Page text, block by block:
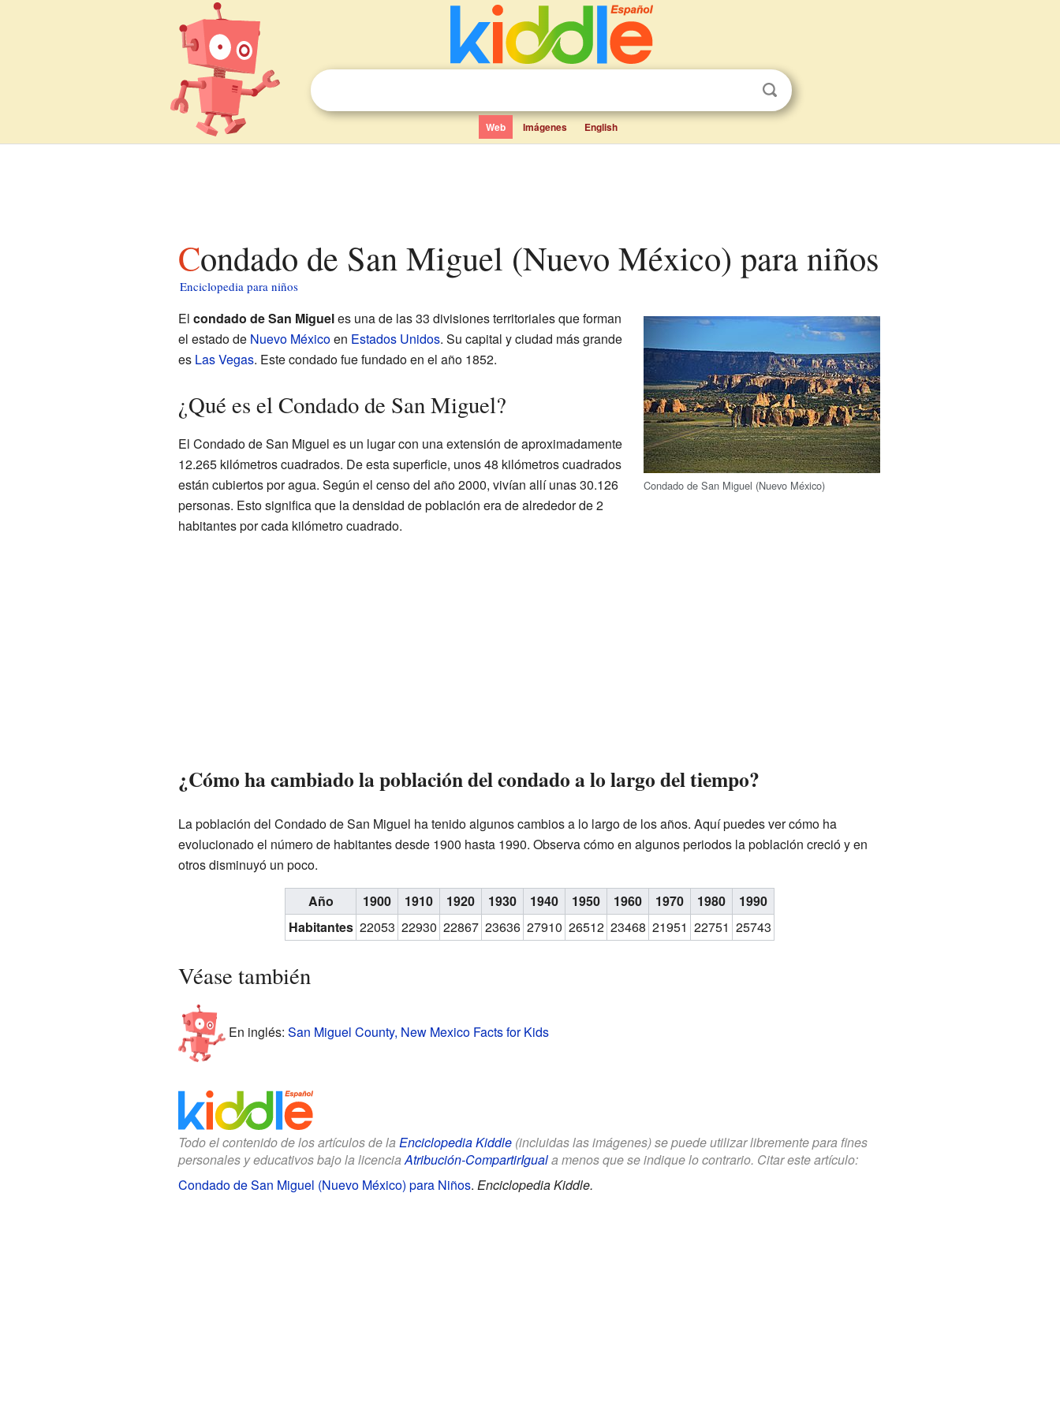
Web Imágenes English
Condado de San Miguel (Nuevo México) para niños
Enciclopedia para niños
Condado de San Miguel (Nuevo México)
El condado de San Migueles una de las 33 divisiones territoriales que forman
el estado de Nuevo Méxicoen Estados Unidos. Su capital y ciudad más grande
es Las Vegas. Este condado fue fundado en el año 1852.
¿Qué es el Condado de San Miguel?
El Condado de San Miguel es un lugar con una extensión de aproximadamente
12.265 kilómetros cuadrados. De esta superficie, unos 48 kilómetros cuadrados
están cubiertos por agua. Según el censo del año 2000, vivían allí unas 30.126
personas. Esto significa que la densidad de población era de alrededor de 2
habitantes por cada kilómetro cuadrado.
¿Cómo ha cambiado la población del condado a lo largo del tiempo?
La población del Condado de San Miguel ha tenido algunos cambios a lo largo de los años. Aquí puedes ver cómo ha
evolucionado el número de habitantes desde 1900 hasta 1990. Observa cómo en algunos periodos la población creció y en
otros disminuyó un poco.
Año
1900 1910 1920 1930 1940 1950 1960 1970 1980
1990
Habitantes 22053 22930 22867 23636 27910 26512 23468 21951 22751 25743
Véase también
En inglés: San Miguel County, New Mexico Facts for Kids
Todo el contenido de los artículos de la Enciclopedia Kiddle(incluidas las imágenes) se puede utilizar libremente para fines
personales y educativos bajo la licenciaAtribución-CompartirIguala menos que se indique lo contrario. Citar este artículo:
Condado de San Miguel (Nuevo México) para Niños. Enciclopedia Kiddle.